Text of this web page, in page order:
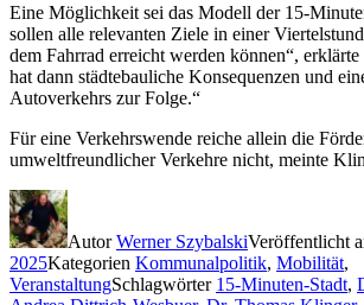
Eine Möglichkeit sei das Modell der 15-
sollen alle relevanten Ziele in einer
dem Fahrrad erreicht werden können“,
hat dann städtebauliche Konsequenzen und
Autoverkehrs zur Folge.“
Für eine Verkehrswende reiche allein die
umweltfreundlicher Verkehre nicht, meinte
AutorWerner SzybalskiVeröffentlicht
2025Kategorien Kommunalpolitik, Mobilität,
VeranstaltungSchlagwörter 15-Minuten-Stadt,